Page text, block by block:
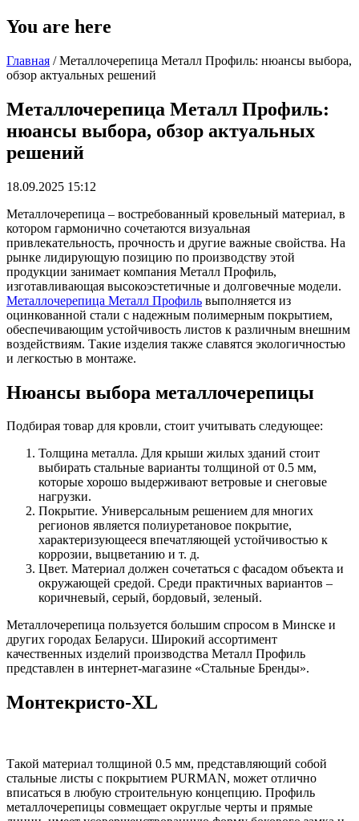
You are here
Главная / Металлочерепица Металл Профиль: нюансы выбора,
обзор актуальных решений
Металлочерепица Металл Профиль:
нюансы выбора, обзор актуальных
решений
18.09.2025 15:12
Металлочерепица – востребованный кровельный материал, в
котором гармонично сочетаются визуальная
привлекательность, прочность и другие важные свойства. На
рынке лидирующую позицию по производству этой
продукции занимает компания Металл Профиль,
изготавливающая высокоэстетичные и долговечные модели.
Металлочерепица Металл Профиль выполняется из
оцинкованной стали с надежным полимерным покрытием,
обеспечивающим устойчивость листов к различным внешним
воздействиям. Такие изделия также славятся экологичностью
и легкостью в монтаже.
Нюансы выбора металлочерепицы
Подбирая товар для кровли, стоит учитывать следующее:
Толщина металла. Для крыши жилых зданий стоит
выбирать стальные варианты толщиной от 0.5 мм,
которые хорошо выдерживают ветровые и снеговые
нагрузки.
Покрытие. Универсальным решением для многих
регионов является полиуретановое покрытие,
характеризующееся впечатляющей устойчивостью к
коррозии, выцветанию и т. д.
Цвет. Материал должен сочетаться с фасадом объекта и
окружающей средой. Среди практичных вариантов –
коричневый, серый, бордовый, зеленый.
Металлочерепица пользуется большим спросом в Минске и
других городах Беларуси. Широкий ассортимент
качественных изделий производства Металл Профиль
представлен в интернет-магазине «Стальные Бренды».
Монтекристо-XL
Такой материал толщиной 0.5 мм, представляющий собой
стальные листы с покрытием PURMAN, может отлично
вписаться в любую строительную концепцию. Профиль
металлочерепицы совмещает округлые черты и прямые